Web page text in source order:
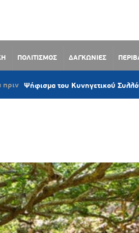
ΠΟΛΙΤΙΣΜΟΣ ΔΑΓΚΩΝΙΕΣ
του Κυνηγετικού Συλλόγου Νάξου